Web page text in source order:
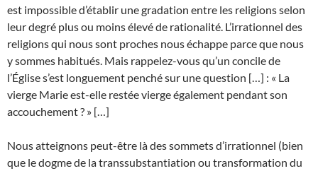
est impossible d’établir une gradation entre les religions selon
leur degré plus ou moins élevé de rationalité. L’irrationnel des
religions qui nous sont proches nous échappe parce que nous
y sommes habitués. Mais rappelez-vous qu’un concile de
l’Église s’est longuement penché sur une question […] : « La
vierge Marie est-elle restée vierge également pendant son
accouchement ? » […]
Nous atteignons peut-être là des sommets d’irrationnel (bien
que le dogme de la transsubstantiation ou transformation du